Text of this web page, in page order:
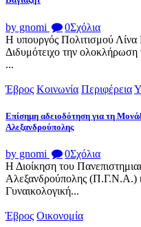
by gnomi 0Σχόλια
Η υπουργός Πολιτισμού
Διδυμότειχο την
...
Έβρος Κοινωνία Περιφέρεια
Επίσημη αδειοδότηση για τη
Αλεξανδρούπολης
by gnomi 0Σχόλια
Η Διοίκηση του
Αλεξανδρούπολης (Π.Γ.Ν.Α.)
Γυναικολογική...
Έβρος Οικονομία